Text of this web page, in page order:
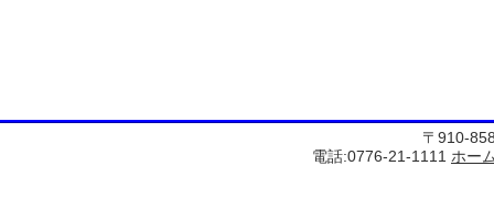
〒910-
電話:0776-21-1111 ホー